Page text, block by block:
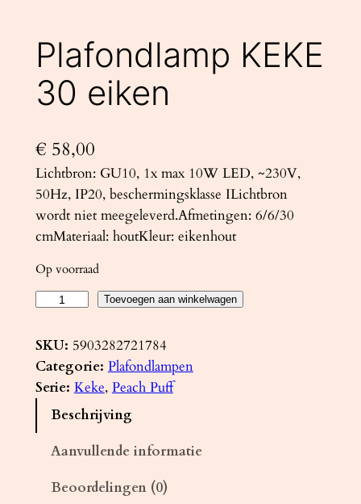
Plafondlamp KEKE
30 eiken
€ 58,00
Lichtbron: GU10, 1x max 10W LED, ~230V,
50Hz, IP20, beschermingsklasse ILichtbron
wordt niet meegeleverd.Afmetingen: 6/6/30
cmMateriaal: houtKleur: eikenhout
Op voorraad
a
f
o
Toevoegen aan winkelwagen
SKU: 5903282721784
Categorie: Plafondlampen
Serie: Keke, Peach Puff
Beschrijving
Aanvullende informatie
Beoordelingen (0)